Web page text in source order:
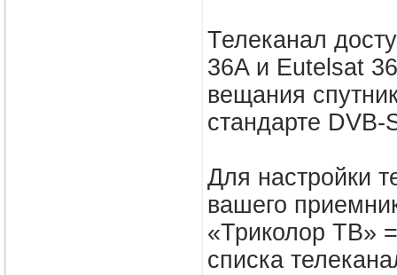
Телеканал
36A и Eutelsat
вещания
стандарте
Для настройки
вашего
«Триколор ТВ»
списка